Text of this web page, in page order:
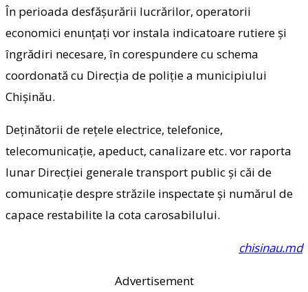
În perioada desfășurării lucrărilor, operatorii
economici enunțați vor instala indicatoare rutiere și
îngrădiri necesare, în corespundere cu schema
coordonată cu Direcția de poliție a municipiului
Chișinău.
Deținătorii de rețele electrice, telefonice,
telecomunicație, apeduct, canalizare etc. vor raporta
lunar Direcției generale transport public și căi de
comunicație despre străzile inspectate și numărul de
capace restabilite la cota carosabilului.
chisinau.md
Advertisement